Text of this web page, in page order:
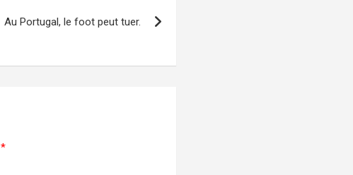
Au Portugal, le foot peut tuer.
*